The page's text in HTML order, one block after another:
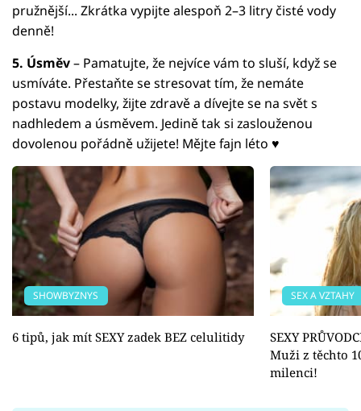
pružnější... Zkrátka vypijte alespoň 2–3 litry čisté vody
denně!
5. Úsměv– Pamatujte, že nejvíce vám to sluší, když se
usmíváte. Přestaňte se stresovat tím, že nemáte
postavu modelky, žijte zdravě a dívejte se na svět s
nadhledem a úsměvem. Jedině tak si zaslouženou
dovolenou pořádně užijete! Mějte fajn léto ♥
SHOWBYZNYS
6 tipů, jak mít SEXY zadek BEZ celulitidy
SEX A VZTAHY
SEXY
Muži z těchto
milenci!